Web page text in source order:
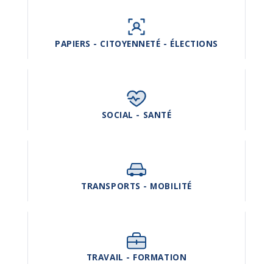
PAPIERS - CITOYENNETÉ - ÉLECTIONS
SOCIAL - SANTÉ
TRANSPORTS - MOBILITÉ
TRAVAIL - FORMATION